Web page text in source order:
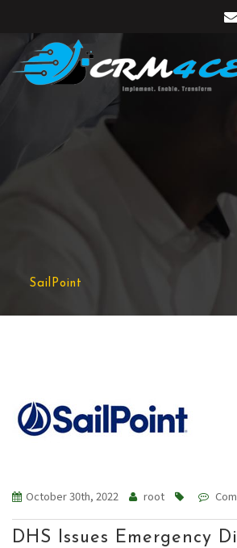
SailPoint
October 30th, 2022 root
DHS Issues Emergency